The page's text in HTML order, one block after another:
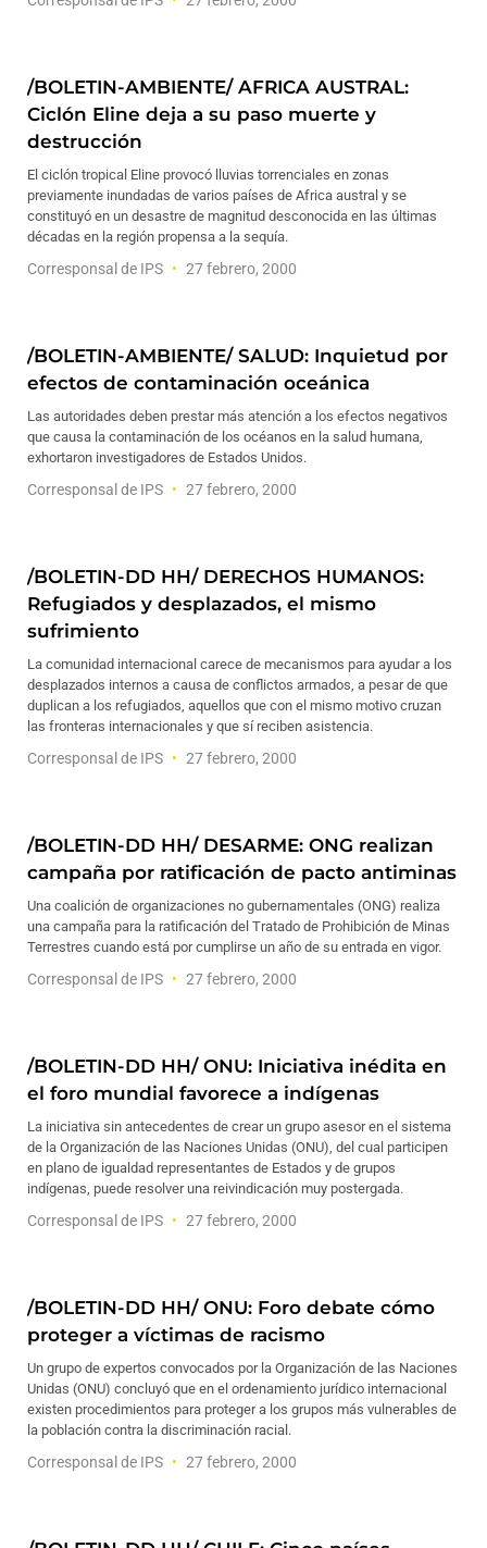
/BOLETIN-AMBIENTE/ AFRICA AUSTRAL:
Ciclón Eline deja a su paso muerte y
destrucción
El ciclón tropical Eline provocó lluvias torrenciales en zonas
previamente inundadas de varios países de Africa austral y se
constituyó en un desastre de magnitud desconocida en las últimas
décadas en la región propensa a la sequía.
Corresponsal de IPS 27 febrero, 2000
/BOLETIN-AMBIENTE/ SALUD: Inquietud por
efectos de contaminación oceánica
Las autoridades deben prestar más atención a los efectos negativos
que causa la contaminación de los océanos en la salud humana,
exhortaron investigadores de Estados Unidos.
Corresponsal de IPS 27 febrero, 2000
/BOLETIN-DD HH/ DERECHOS HUMANOS:
Refugiados y desplazados, el mismo
sufrimiento
La comunidad internacional carece de mecanismos para ayudar a los
desplazados internos a causa de conflictos armados, a pesar de que
duplican a los refugiados, aquellos que con el mismo motivo cruzan
las fronteras internacionales y que sí reciben asistencia.
Corresponsal de IPS 27 febrero, 2000
/BOLETIN-DD HH/ DESARME: ONG realizan
campaña por ratificación de pacto antiminas
Una coalición de organizaciones no gubernamentales (ONG) realiza
una campaña para la ratificación del Tratado de Prohibición de Minas
Terrestres cuando está por cumplirse un año de su entrada en vigor.
Corresponsal de IPS 27 febrero, 2000
/BOLETIN-DD HH/ ONU: Iniciativa inédita en
el foro mundial favorece a indígenas
La iniciativa sin antecedentes de crear un grupo asesor en el sistema
de la Organización de las Naciones Unidas (ONU), del cual participen
en plano de igualdad representantes de Estados y de grupos
indígenas, puede resolver una reivindicación muy postergada.
Corresponsal de IPS 27 febrero, 2000
/BOLETIN-DD HH/ ONU: Foro debate cómo
proteger a víctimas de racismo
Un grupo de expertos convocados por la Organización de las Naciones
Unidas (ONU) concluyó que en el ordenamiento jurídico internacional
existen procedimientos para proteger a los grupos más vulnerables de
la población contra la discriminación racial.
Corresponsal de IPS 27 febrero, 2000